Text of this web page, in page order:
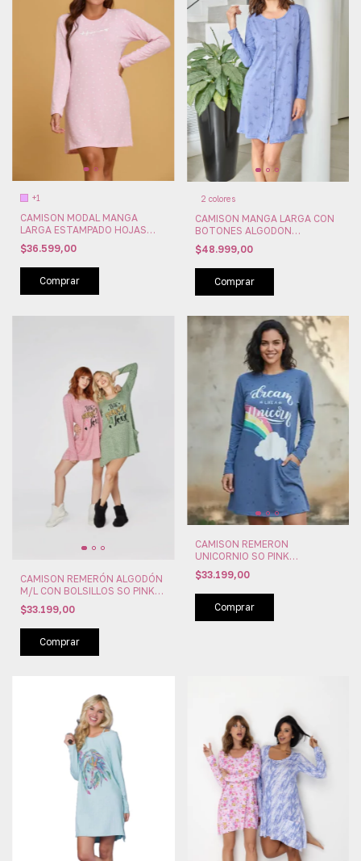
+1
CAMISON MODAL MANGA
LARGA ESTAMPADO HOJAS
FLORCITAS (FLOR26612)
$36.599,00
Comprar
2 colores
CAMISON MANGA LARGA CON
BOTONES ALGODON
SUSURRO (SU3656)
$48.999,00
Comprar
CAMISON REMERÓN ALGODÓN
M/L CON BOLSILLOS SO PINK
(PINK11502)
$33.199,00
Comprar
CAMISON REMERON
UNICORNIO SO PINK
(PINK11500)
$33.199,00
Comprar